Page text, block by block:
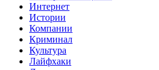
Интернет
Истории
Компании
Криминал
Культура
Лайфхаки